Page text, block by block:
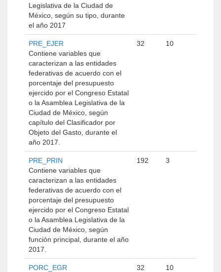
Legislativa de la Ciudad de
México, según su tipo, durante
el año 2017
PRE_EJER
Contiene variables que
caracterizan a las entidades
federativas de acuerdo con el
porcentaje del presupuesto
ejercido por el Congreso Estatal
o la Asamblea Legislativa de la
Ciudad de México, según
capítulo del Clasificador por
Objeto del Gasto, durante el
año 2017.
32 10
PRE_PRIN
Contiene variables que
caracterizan a las entidades
federativas de acuerdo con el
porcentaje del presupuesto
ejercido por el Congreso Estatal
o la Asamblea Legislativa de la
Ciudad de México, según
función principal, durante el año
2017.
192 3
PORC_EGR
32 10